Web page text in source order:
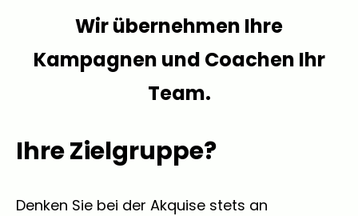
Wir übernehmen Ihre
Kampagnen und Coachen Ihr
Team.
Ihre Zielgruppe?
Denken Sie bei der Akquise stets an